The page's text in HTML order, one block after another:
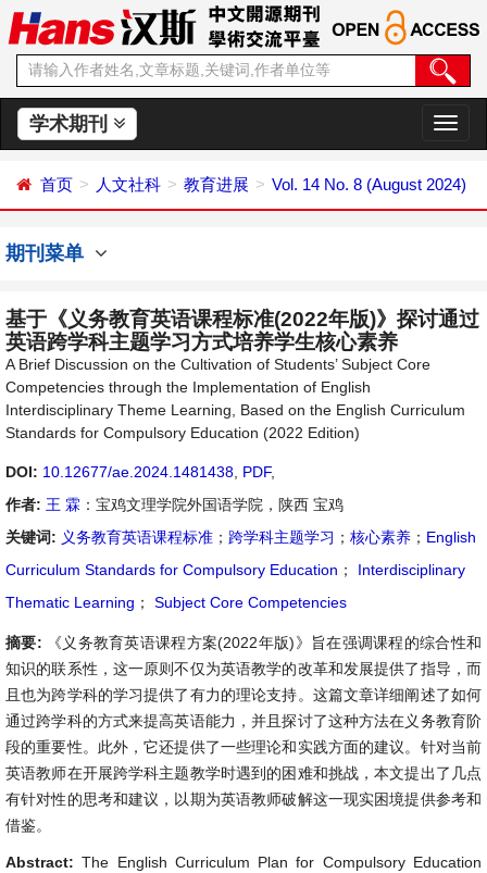
学术期刊
切
换
航
首页 人文社科 教育进展 Vol. 14 No. 8 (August 2024)
期刊菜单
基于《义务教育英语课程标准(2022年版)》探讨通过
英语跨学科主题学习方式培养学生核心素养
A Brief Discussion on the Cultivation of Students’ Subject Core
Competencies through the Implementation of English
Interdisciplinary Theme Learning, Based on the English Curriculum
Standards for Compulsory Education (2022 Edition)
DOI: 10.12677/ae.2024.1481438 PDF,
作者: 王 霖 ：宝鸡文理学院外国语学院，陕西 宝鸡
关键词: 义务教育英语课程标准 ； 跨学科主题学习 ； 核心素养 ； English
Curriculum Standards for Compulsory Education ；
Interdisciplinary
Thematic Learning ； Subject Core Competencies
摘要:
《义务教育英语课程方案(2022年版)》旨在强调课程的综合性和
知识的联系性，这一原则不仅为英语教学的改革和发展提供了指导，而
且也为跨学科的学习提供了有力的理论支持。这篇文章详细阐述了如何
通过跨学科的方式来提高英语能力，并且探讨了这种方法在义务教育阶
段的重要性。此外，它还提供了一些理论和实践方面的建议。针对当前
英语教师在开展跨学科主题教学时遇到的困难和挑战，本文提出了几点
有针对性的思考和建议，以期为英语教师破解这一现实困境提供参考和
借鉴。
Abstract:The English Curriculum Plan for Compulsory Education